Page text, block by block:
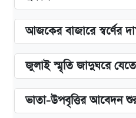
আজকের বাজারে স্বর্ণের
জুলাই স্মৃতি জাদুঘরে
ভাতা-উপবৃত্তির আবেদন